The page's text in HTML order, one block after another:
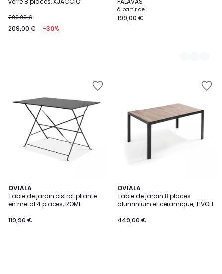
verre 8 places, AJACCIO
299,00 €
209,00 € -30%
PALAVAS
à partir de
199,00 €
OVIALA
Table de jardin bistrot pliante
en métal 4 places, ROME
119,90 €
OVIALA
Table de jardin 8 places
aluminium et céramique, TIVOLI
449,00 €